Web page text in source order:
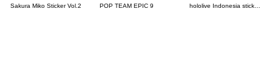
Sakura Miko Sticker Vol.2 POP TEAM EPIC 9 hololive Indonesia sticker Vol.2